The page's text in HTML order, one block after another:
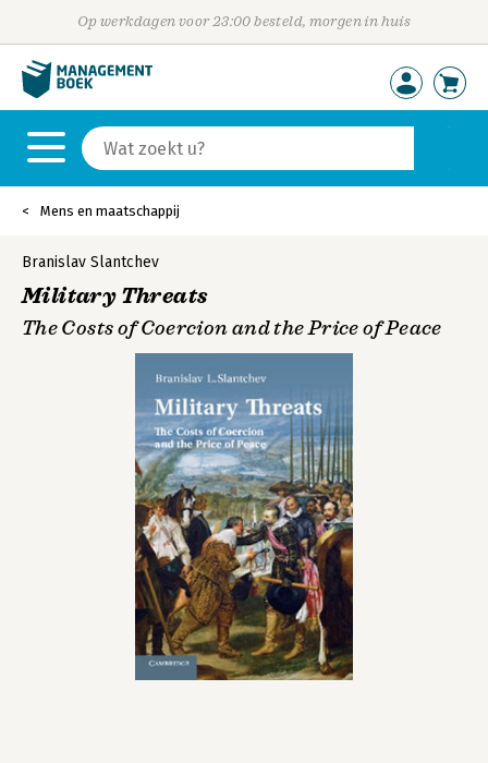
Op werkdagen voor 23:00 besteld, morgen in huis
Mens en maatschappij
Branislav Slantchev
Military Threats
The Costs of Coercion and the Price of Peace